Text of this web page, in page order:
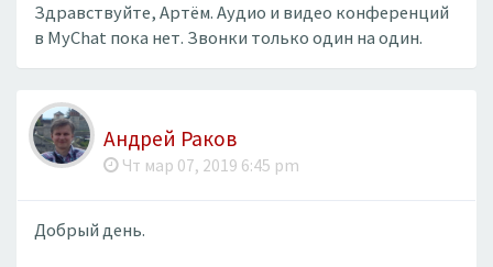
Здравствуйте, Артём. Аудио и видео конференций
в MyChat пока нет. Звонки только один на один.
Андрей Раков
Чт мар 07, 2019 6:45 pm
Добрый день.